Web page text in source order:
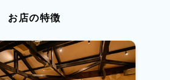
お店の特徴